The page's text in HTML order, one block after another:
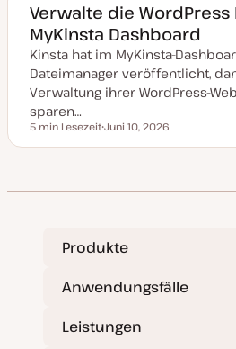
k
t
u
a
i
s
r
Verwalte die
MyKinsta Dashboard
Kinsta hat im MyKinsta-
Dateimanager veröffentlicht,
Verwaltung ihrer WordPress-
sparen…
Lesezeit
5 min Lesezeit
a
a
l
i
t
Juni 10, 2026
Produkte
Anwendungsfälle
Leistungen